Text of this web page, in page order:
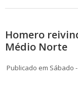
Homero
Médio Norte
Publicado em Sábado